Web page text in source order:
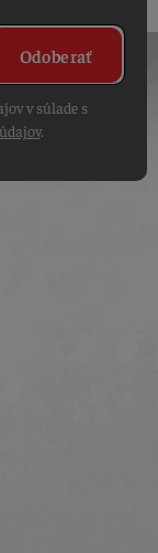
Odoberať
v súlade s
.